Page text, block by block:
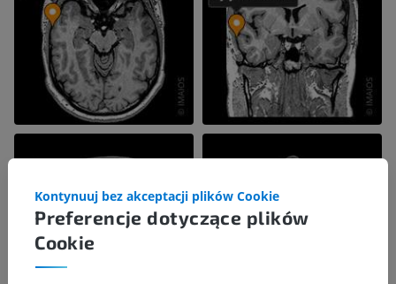
Preferencje dotyczące plików
Cookie
Kontynuuj bez akceptacji plików Cookie